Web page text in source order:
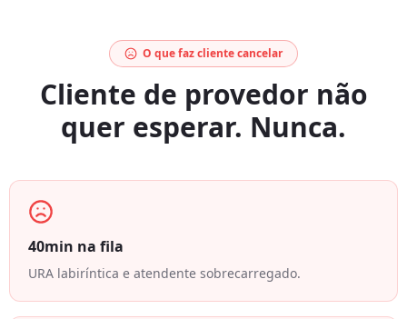
O que faz cliente cancelar
Cliente de provedor não
quer esperar. Nunca.
40min na fila
URA labiríntica e atendente sobrecarregado.